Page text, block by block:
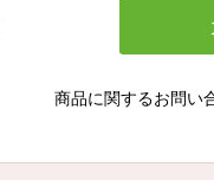
商品に関するお問い